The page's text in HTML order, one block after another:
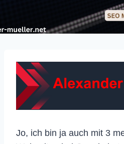
Jo, ich bin ja auch mit 3